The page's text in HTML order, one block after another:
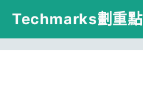
跳
主
Techmarks劃重點